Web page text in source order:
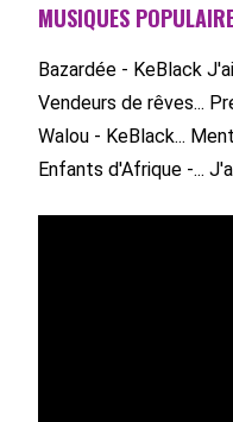
MUSIQUES
Bazardée - KeBlack
Vendeurs de rêves...
Walou - KeBlack...
Enfants d'Afrique -...